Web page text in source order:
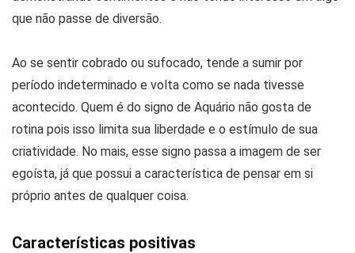
que não passe de diversão.
Ao se sentir cobrado ou sufocado, tende a sumir por
período indeterminado e volta como se nada tivesse
acontecido. Quem é do signo de Aquário não gosta de
rotina pois isso limita sua liberdade e o estímulo de sua
criatividade. No mais, esse signo passa a imagem de ser
egoísta, já que possui a característica de pensar em si
próprio antes de qualquer coisa.
Características positivas